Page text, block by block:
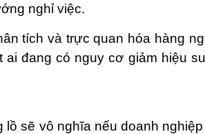
nghỉ việc.
tích và trực quan hóa hàng
đang có nguy cơ giảm hiệu
sẽ vô nghĩa nếu doanh